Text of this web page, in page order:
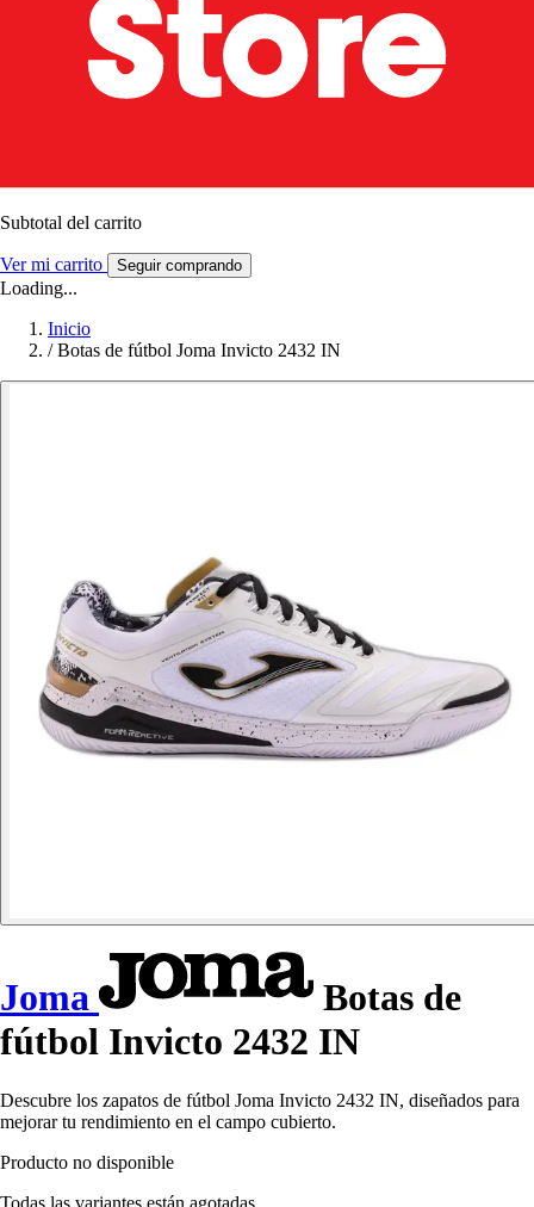
Subtotal del carrito
Ver mi carrito Seguir comprando
Loading...
Inicio
/ Botas de fútbol Joma Invicto 2432 IN
Joma
Botas de
fútbol Invicto 2432 IN
Descubre los zapatos de fútbol Joma Invicto 2432 IN, diseñados para
mejorar tu rendimiento en el campo cubierto.
Producto no disponible
Todas las variantes están agotadas